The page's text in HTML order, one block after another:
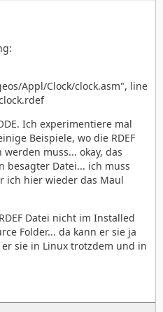
Appl/Clock/clock.asm", line
Ich experimentiere mal
Beispiele, wo die RDEF
muss... okay, das
besagter Datei... ich muss
ich hier wieder das Maul
Datei nicht im Installed
Folder... da kann er sie ja
sie in Linux trotzdem und in